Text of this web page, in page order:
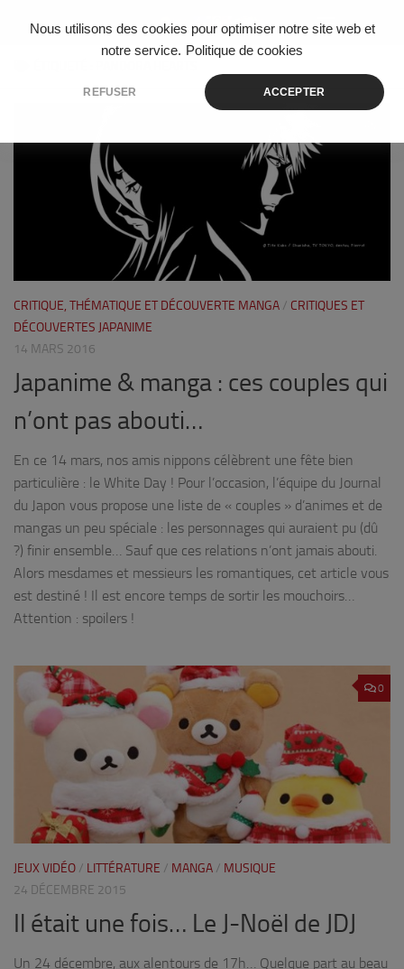
Nous utilisons des cookies pour optimiser notre site web et
notre service. Politique de cookies
REFUSER ACCEPTER
Skip to content
CRITIQUE, THÉMATIQUE ET DÉCOUVERTE MANGA / CRITIQUES ET
DÉCOUVERTES JAPANIME
14 MARS 2016
Japanime & manga : ces couples qui
n’ont pas abouti…
En ce 14 mars, nos amis nippons célèbrent une fête bien
particulière : le White Day ! Pour l’occasion, l’équipe du Journal
du Japon vous propose une liste de « couples » d’animes et de
mangas un peu spéciale : les personnages qui auraient pu (dû
?) finir ensemble… Sauf que ces relations n’ont jamais abouti.
Alors mesdames et messieurs les romantiques, cet article vous
est destiné ! Il est encore temps de sortir les mouchoirs…
Attention : spoilers !
0
JEUX VIDÉO / LITTÉRATURE / MANGA / MUSIQUE
24 DÉCEMBRE 2015
Il était une fois… Le J-Noël de JDJ
Un 24 décembre, aux alentours de 17h… Quelque part au beau